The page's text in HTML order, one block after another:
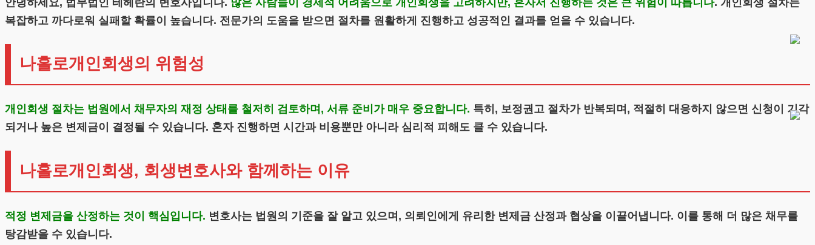
복잡하고 까다로워 실패할 확률이 높습니다. 전문가의 도움을 받으면 절차를 원활하게 진행하고 성공적인 결과를 얻을 수 있습니다.
나홀로개인회생의 위험성
개인회생 절차는 법원에서 채무자의 재정 상태를 철저히 검토하며, 서류 준비가 매우 중요합니다. 특히, 보정권고 절차가 반복되며, 적절히 대응하지 않으면 신청이 기각
되거나 높은 변제금이 결정될 수 있습니다. 혼자 진행하면 시간과 비용뿐만 아니라 심리적 피해도 클 수 있습니다.
나홀로개인회생, 회생변호사와 함께하는 이유
적정 변제금을 산정하는 것이 핵심입니다. 변호사는 법원의 기준을 잘 알고 있으며, 의뢰인에게 유리한 변제금 산정과 협상을 이끌어냅니다. 이를 통해 더 많은 채무를
탕감받을 수 있습니다.